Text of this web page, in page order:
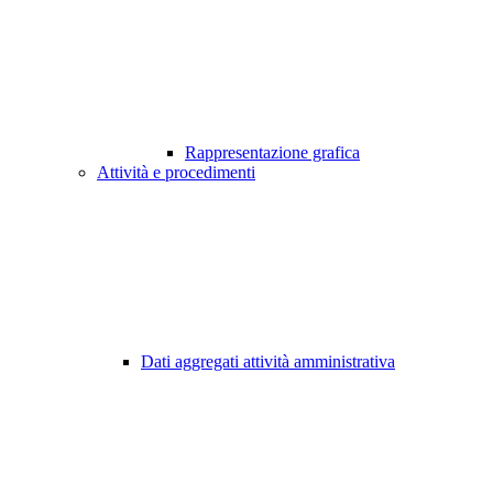
Rappresentazione grafica
Attività e procedimenti
Dati aggregati attività amministrativa